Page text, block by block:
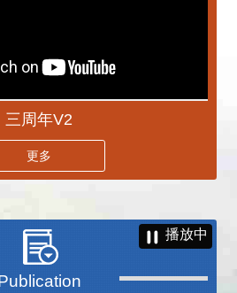
三周年V2
更多
播放中